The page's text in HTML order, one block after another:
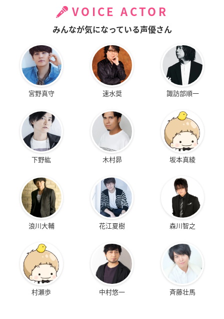
VOICE ACTOR
みんなが気になっている声優さん
宮野真守 速水奨 諏訪部順一
下野紘 木村昴 坂本真綾
浪川大輔 花江夏樹 森川智之
村瀬歩 中村悠一 斉藤壮馬